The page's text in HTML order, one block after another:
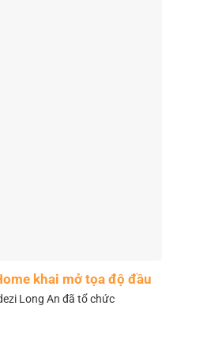
khai mở tọa độ đầu
Long An đã tổ chức